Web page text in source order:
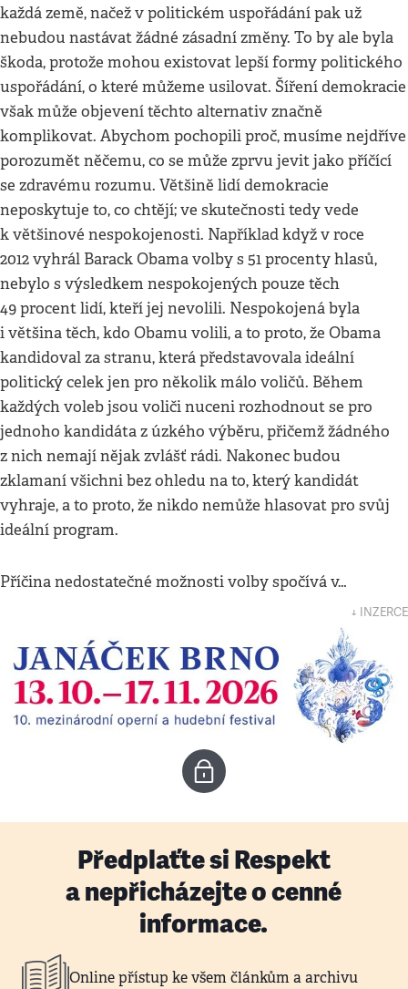
každá země, načež v politickém uspořádání pak už
nebudou nastávat žádné zásadní změny. To by ale byla
škoda, protože mohou existovat lepší formy politického
uspořádání, o které můžeme usilovat. Šíření demokracie
však může objevení těchto alternativ značně
komplikovat. Abychom pochopili proč, musíme nejdříve
porozumět něčemu, co se může zprvu jevit jako příčící
se zdravému rozumu. Většině lidí demokracie
neposkytuje to, co chtějí; ve skutečnosti tedy vede
k většinové nespokojenosti. Například když v roce
2012 vyhrál Barack Obama volby s 51 procenty hlasů,
nebylo s výsledkem nespokojených pouze těch
49 procent lidí, kteří jej nevolili. Nespokojená byla
i většina těch, kdo Obamu volili, a to proto, že Obama
kandidoval za stranu, která představovala ideální
politický celek jen pro několik málo voličů. Během
každých voleb jsou voliči nuceni rozhodnout se pro
jednoho kandidáta z úzkého výběru, přičemž žádného
z nich nemají nějak zvlášť rádi. Nakonec budou
zklamaní všichni bez ohledu na to, který kandidát
vyhraje, a to proto, že nikdo nemůže hlasovat pro svůj
ideální program.
Příčina nedostatečné možnosti volby spočívá v…
↓ INZERCE
Předplaťte si Respekt
a nepřicházejte o cenné
informace.
Online přístup ke všem článkům a archivu